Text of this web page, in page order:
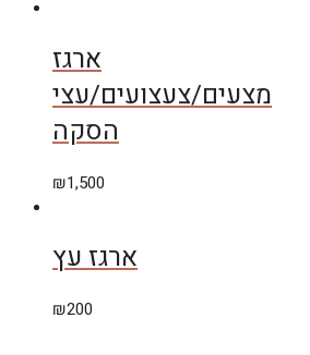
ארגז
מצעים/צעצועים/עצי
הסקה
₪1,500
ארגז עץ
₪200